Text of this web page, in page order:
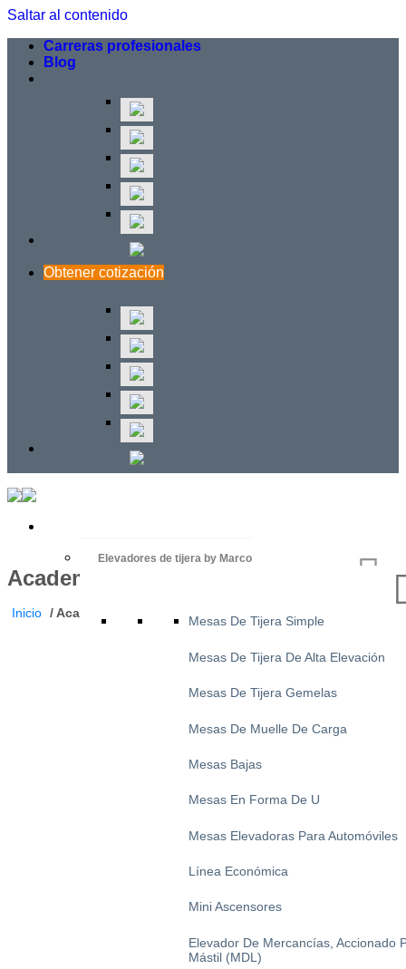
Saltar al contenido
Carreras profesionales
Blog
Obtener cotización
Elevadores de tijera by Marco
Mesas De Tijera Simple
Mesas De Tijera De Alta Elevación
Mesas De Tijera Gemelas
Mesas De Muelle De Carga
Mesas Bajas
Mesas En Forma De U
Mesas Elevadoras Para Automóviles
Línea Económica
Mini Ascensores
Elevador De Mercancías, Accionado
Mástil (MDL)
Academia de Ascensores
Inicio / Academia De Ascensores